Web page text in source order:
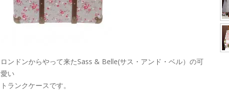
ロンドンからやって来たSass & Belle(サス・アンド・ベル）の可
愛い
トランクケースです。